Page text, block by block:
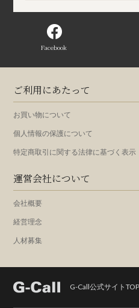
Facebook
ご利用にあたって
お買い物について
個人情報の保護について
特定商取引に関する法律に基づく表示
運営会社について
会社概要
経営理念
人材募集
G-Call公式サイトTOP